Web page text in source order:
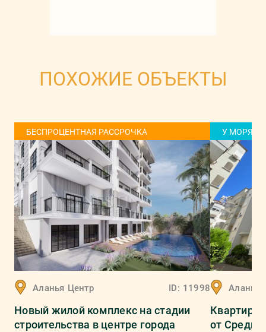
ПОХОЖИЕ ОБЪЕКТЫ
БЕСПРОЦЕНТНАЯ РАССРОЧКА
Аланья Центр ID: 11998
Новый жилой комплекс на стадии
строительства в центре города
У МОРЯ
Аланья
Квартира
от